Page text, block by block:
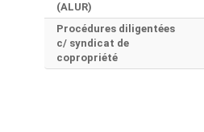
(ALUR)
Procédures diligentées
c/ syndicat de
copropriété